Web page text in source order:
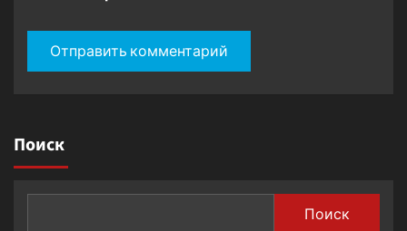
Поиск
Поиск